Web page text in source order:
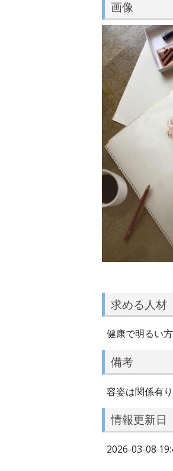
画像
求める人材
健康で明るい方
備考
容姿は関係有
情報更新日
2026-03-08